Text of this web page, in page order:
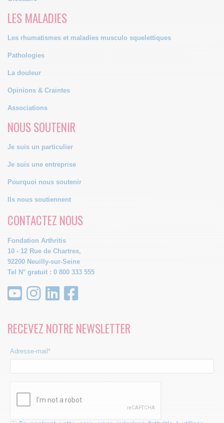
LES MALADIES
Les rhumatismes et maladies musculo squelettiques
Pathologies
La douleur
Opinions & Craintes
Associations
NOUS SOUTENIR
Je suis un particulier
Je suis une entreprise
Pourquoi nous soutenir
Ils nous soutiennent
CONTACTEZ NOUS
Fondation Arthritis
10 - 12 Rue de Chartres,
92200 Neuilly-sur-Seine
Tel N° gratuit : 0 800 333 555
RECEVEZ NOTRE NEWSLETTER
Adresse-mail*